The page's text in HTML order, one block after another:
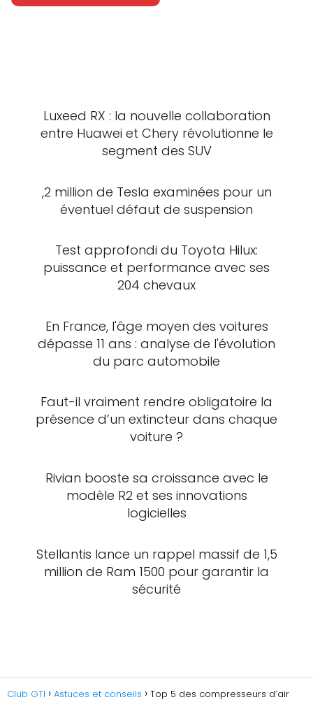
Luxeed RX : la nouvelle collaboration
entre Huawei et Chery révolutionne le
segment des SUV
,2 million de Tesla examinées pour un
éventuel défaut de suspension
Test approfondi du Toyota Hilux:
puissance et performance avec ses
204 chevaux
En France, l'âge moyen des voitures
dépasse 11 ans : analyse de l'évolution
du parc automobile
Faut-il vraiment rendre obligatoire la
présence d’un extincteur dans chaque
voiture ?
Rivian booste sa croissance avec le
modèle R2 et ses innovations
logicielles
Stellantis lance un rappel massif de 1,5
million de Ram 1500 pour garantir la
sécurité
Club GTI Astuces et conseils Top 5 des compresseurs d’air